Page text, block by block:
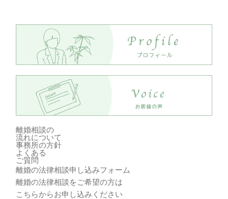
離婚相談の
流れについて
事務所の方針
よくある
ご質問
離婚の法律相談申し込みフォーム
離婚の法律相談をご希望の方は
こちらからお申し込みください